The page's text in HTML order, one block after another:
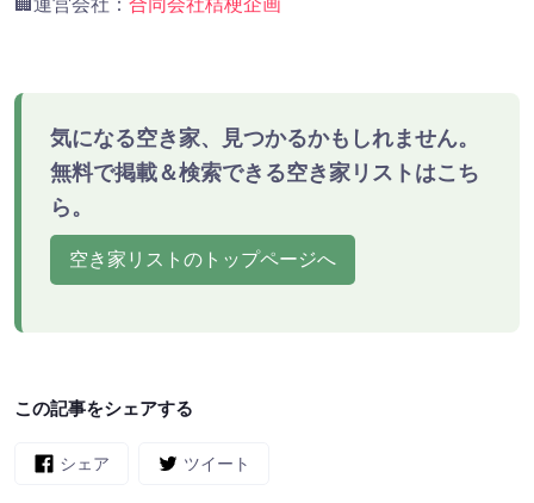
🏢運営会社： 合同会社桔梗企画
気になる空き家、見つかるかもしれません。
無料で掲載＆検索できる空き家リストはこち
ら。
空き家リストのトップページへ
この記事をシェアする
シェア ツイート